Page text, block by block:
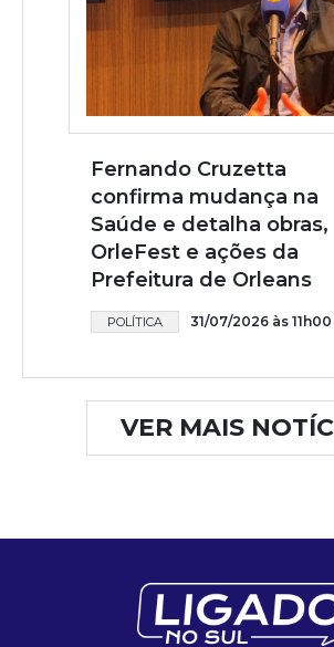
Fernando Cruzetta
confirma mudança na
Saúde e detalha obras,
OrleFest e ações da
Prefeitura de Orleans
POLÍTICA 31/07/2026 às 11h00
VER MAIS